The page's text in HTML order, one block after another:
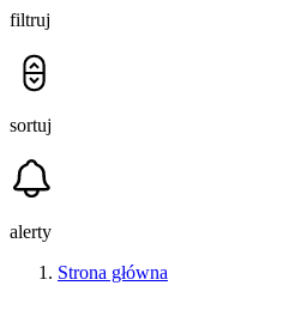
filtruj
sortuj
alerty
Strona główna